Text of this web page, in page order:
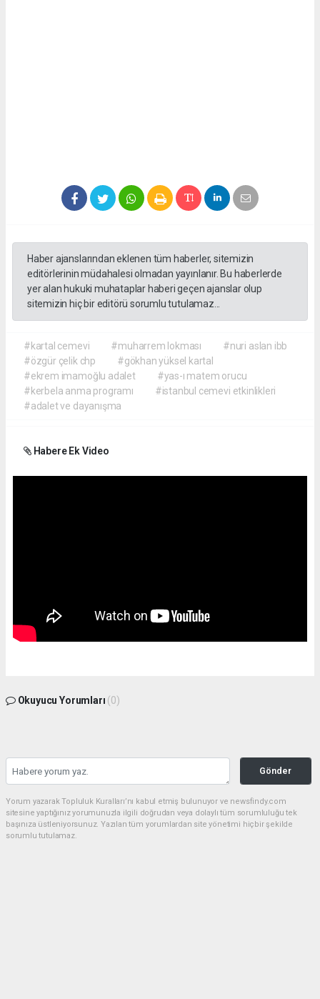
Haber ajanslarından eklenen tüm haberler, sitemizin
editörlerinin müdahalesi olmadan yayınlanır. Bu haberlerde
yer alan hukuki muhataplar haberi geçen ajanslar olup
sitemizin hiç bir editörü sorumlu tutulamaz...
#kartal cemevi #muharrem lokması
#nuri aslan ibb
#özgür çelik chp
#gökhan yüksel kartal
#ekrem imamoğlu adalet
#yas-ı matem orucu
#kerbela anma programı
#istanbul cemevi etkinlikleri
#adalet ve dayanışma
Habere Ek Video
Okuyucu Yorumları (0)
Gönder
Yorum yazarak Topluluk Kuralları’nı kabul etmiş bulunuyor ve newsfindy.com
sitesine yaptığınız yorumunuzla ilgili doğrudan veya dolaylı tüm sorumluluğu tek
başınıza üstleniyorsunuz. Yazılan tüm yorumlardan site yönetimi hiçbir şekilde
sorumlu tutulamaz.